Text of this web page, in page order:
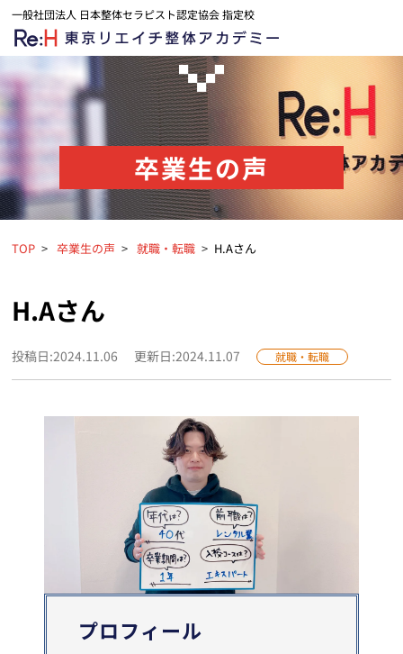
一般社団法人 日本整体セラピスト認定協会 指定校
卒業生の声
TOP 卒業生の声 就職・転職 H.Aさん
H.Aさん
投稿日:2024.11.06 更新日:2024.11.07 就職・転職
プロフィール